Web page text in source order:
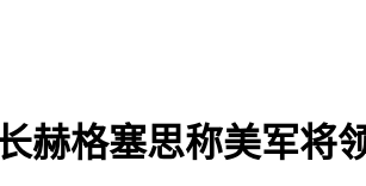
赫格塞思称美军将